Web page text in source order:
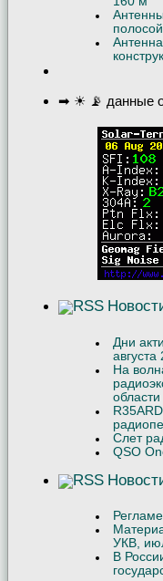
➡ ☀ 📡 данные
Дни
На
области
Слет
QSO
УКВ,
В